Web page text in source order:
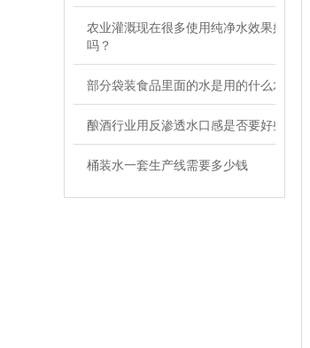
农业灌溉现在很多使用纯净水效果好
吗？
部分袋装食品里面的水是用的什么水
酿酒行业用反渗透水口感是否要好些
桶装水一套生产线需要多少钱